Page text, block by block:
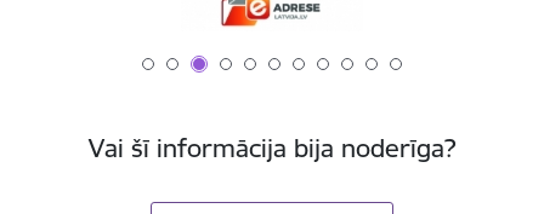
Vai šī informācija bija noderīga?